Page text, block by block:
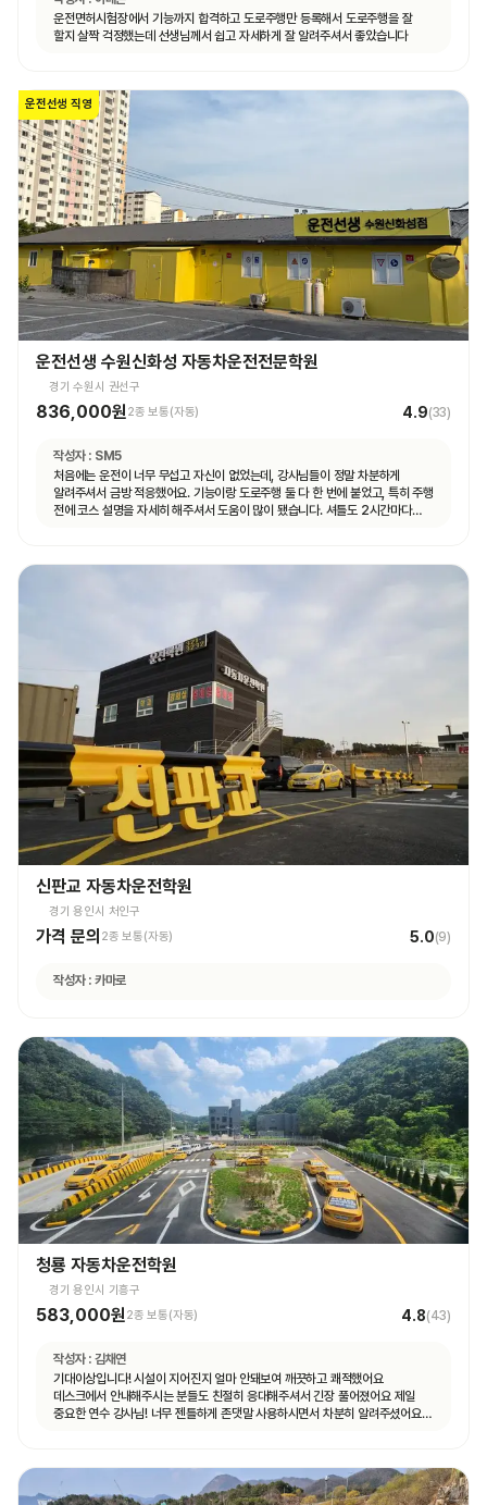
운전면허시험장에서 기능까지 합격하고 도로주행만 등록해서 도로주행을 잘
할지 살짝 걱정했는데 선생님께서 쉽고 자세하게 잘 알려주셔서 좋았습니다
운전선생 직영
운전선생 수원신화성 자동차운전전문학원
경기 수원시 권선구
836,000원2종 보통(자동) 4.9(33)
작성자 : SM5
처음에는 운전이 너무 무섭고 자신이 없었는데, 강사님들이 정말 차분하게
알려주셔서 금방 적응했어요. 기능이랑 도로주행 둘 다 한 번에 붙었고, 특히 주행
전에 코스 설명을 자세히 해주셔서 도움이 많이 됐습니다. 셔틀도 2시간마다
신판교 자동차운전학원
경기 용인시 처인구
가격 문의 2종 보통(자동) 5.0(9)
작성자 : 카마로
청룡 자동차운전학원
경기 용인시 기흥구
583,000원2종 보통(자동) 4.8(43)
작성자 : 김채연
기대이상입니다! 시설이 지어진지 얼마 안돼보여 깨끗하고 쾌적했어요
데스크에서 안내해주시는 분들도 친절히 응대해주셔서 긴장 풀어졌어요 제일
중요한 연수 강사님! 너무 젠틀하게 존댓말 사용하시면서 차분히 알려주셨어요